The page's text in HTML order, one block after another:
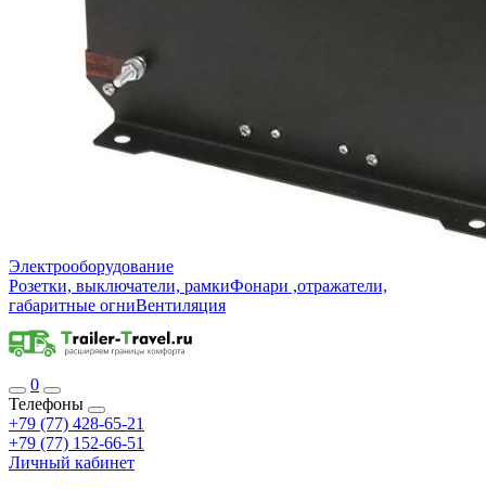
Электрооборудование
Розетки, выключатели, рамкиФонари ,отражатели,
габаритные огниВентиляция
0
Телефоны
+79 (77) 428-65-21
+79 (77) 152-66-51
Личный кабинет